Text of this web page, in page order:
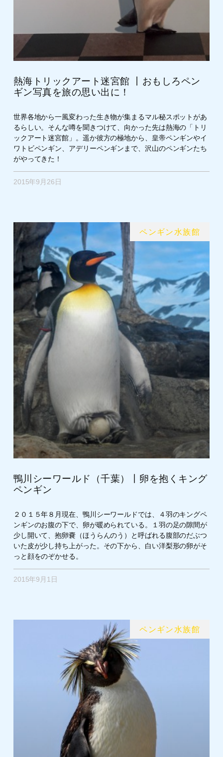
熱海トリックアート迷宮館 丨おもしろペン
ギン写真を旅の思い出に！
世界各地から一風変わった生き物が集まるマル秘スポットがあ
るらしい。そんな噂を聞きつけて、向かった先は熱海の「トリ
ックアート迷宮館」。遥か彼方の極地から、皇帝ペンギンやイ
ワトビペンギン、アデリーペンギンまで、沢山のペンギンたち
がやってきた！
2015年9月26日
ペンギン水族館
鴨川シーワールド（千葉）丨卵を抱くキング
ペンギン
２０１５年８月現在、鴨川シーワールドでは、４羽のキングペ
ンギンのお腹の下で、卵が暖められている。１羽の足の隙間が
少し開いて、抱卵嚢（ほうらんのう）と呼ばれる腹部のだぶつ
いた皮が少し持ち上がった。その下から、白い洋梨形の卵がそ
っと顔をのぞかせる。
2015年9月1日
ペンギン水族館